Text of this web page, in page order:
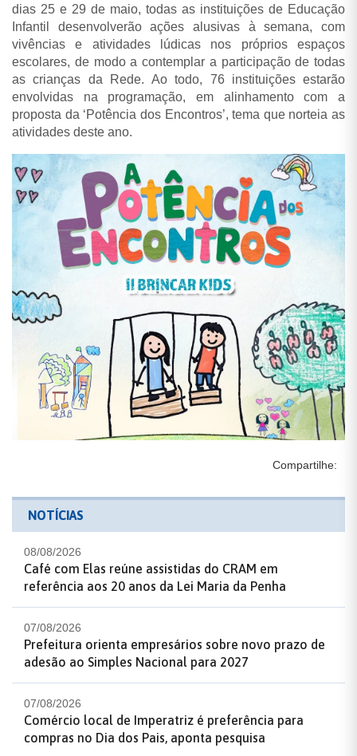
dias 25 e 29 de maio, todas as instituições de Educação
Infantil desenvolverão ações alusivas à semana, com
vivências e atividades lúdicas nos próprios espaços
escolares, de modo a contemplar a participação de todas
as crianças da Rede. Ao todo, 76 instituições estarão
envolvidas na programação, em alinhamento com a
proposta da ‘Potência dos Encontros’, tema que norteia as
atividades deste ano.
Compartilhe:
NOTÍCIAS
08/08/2026
Café com Elas reúne assistidas do CRAM em
referência aos 20 anos da Lei Maria da Penha
07/08/2026
Prefeitura orienta empresários sobre novo prazo de
adesão ao Simples Nacional para 2027
07/08/2026
Comércio local de Imperatriz é preferência para
compras no Dia dos Pais, aponta pesquisa